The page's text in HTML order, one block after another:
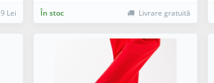
9 Lei În stoc Livrare gratuită